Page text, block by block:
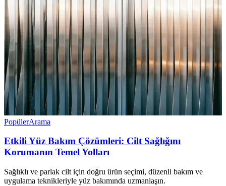
PopülerArama
Etkili Yüz Bakım Çözümleri: Cilt Sağlığını
Korumanın Temel Yolları
Sağlıklı ve parlak cilt için doğru ürün seçimi, düzenli bakım ve
uygulama teknikleriyle yüz bakımında uzmanlaşın.